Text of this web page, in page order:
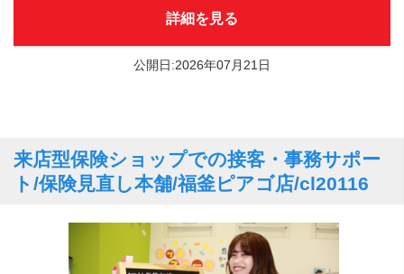
詳細を見る
公開日:2026年07月21日
来店型保険ショップでの接客・事務サポー
ト/保険見直し本舗/福釜ピアゴ店/cl20116